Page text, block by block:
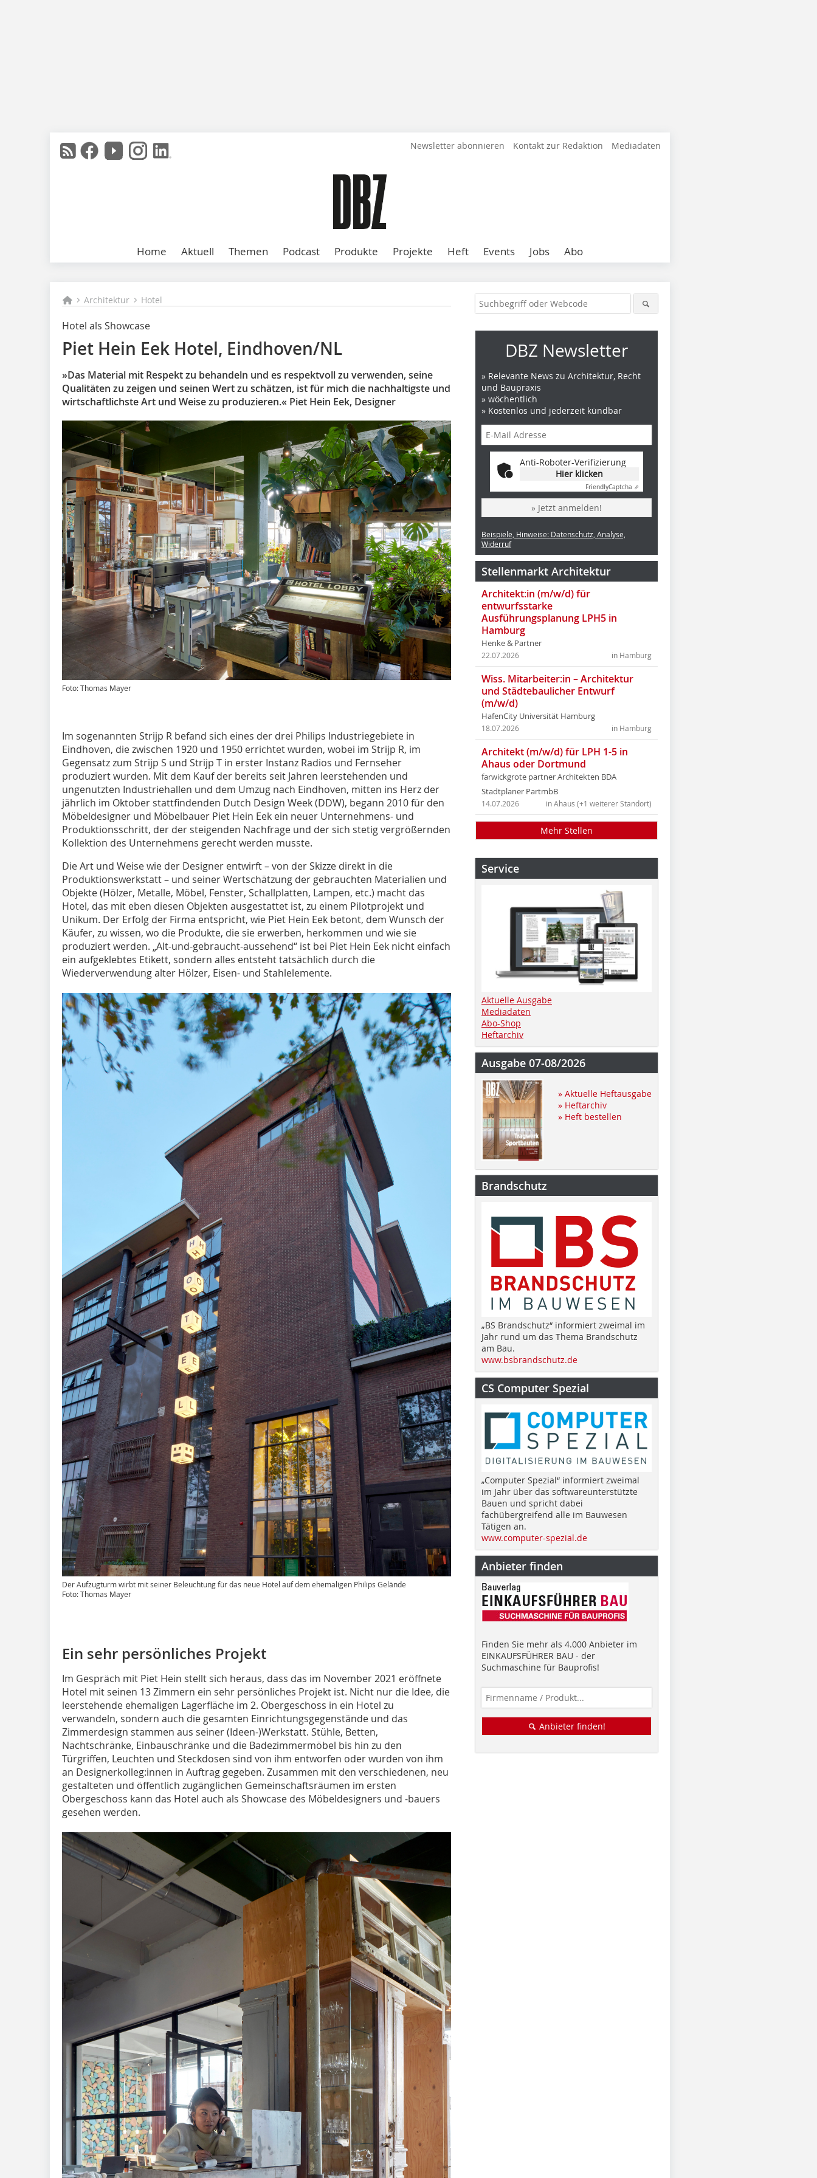
Newsletter abonnieren Kontakt zur Redaktion Mediadaten
Home Aktuell Themen Podcast Produkte Projekte Heft Events Jobs Abo
Architektur Hotel
Hotel als Showcase
Piet Hein Eek Hotel, Eindhoven/NL
»Das Material mit Respekt zu behandeln und es respektvoll zu verwenden, seine
Qualitäten zu zeigen und seinen Wert zu schätzen, ist für mich die nachhaltigste und
wirtschaftlichste Art und Weise zu produzieren.« Piet Hein Eek, Designer
Foto: Thomas Mayer
Im sogenannten Strijp R befand sich eines der drei Philips Industriegebiete in
Eindhoven, die zwischen 1920 und 1950 errichtet wurden, wobei im Strijp R, im
Gegensatz zum Strijp S und Strijp T in erster Instanz Radios und Fernseher
produziert wurden. Mit dem Kauf der bereits seit Jahren leerstehenden und
ungenutzten Industriehallen und dem Umzug nach Eindhoven, mitten ins Herz der
jährlich im Oktober stattfindenden Dutch Design Week (DDW), begann 2010 für den
Möbeldesigner und Möbelbauer Piet Hein Eek ein neuer Unternehmens- und
Produktionsschritt, der der steigenden Nachfrage und der sich stetig vergrößernden
Kollektion des Unternehmens gerecht werden musste.
Die Art und Weise wie der Designer entwirft – von der Skizze direkt in die
Produktionswerkstatt – und seiner Wertschätzung der gebrauchten Materialien und
Objekte (Hölzer, Metalle, Möbel, Fenster, Schallplatten, Lampen, etc.) macht das
Hotel, das mit eben diesen Objekten ausgestattet ist, zu einem Pilotprojekt und
Unikum. Der Erfolg der Firma entspricht, wie Piet Hein Eek betont, dem Wunsch der
Käufer, zu wissen, wo die Produkte, die sie erwerben, herkommen und wie sie
produziert werden. „Alt-und-gebraucht-aussehend“ ist bei Piet Hein Eek nicht einfach
ein aufgeklebtes Etikett, sondern alles entsteht tatsächlich durch die
Wiederverwendung alter Hölzer, Eisen- und Stahlelemente.
Der Aufzugturm wirbt mit seiner Beleuchtung für das neue Hotel auf dem ehemaligen Philips Gelände
Foto: Thomas Mayer
Ein sehr persönliches Projekt
Im Gespräch mit Piet Hein stellt sich heraus, dass das im November 2021 eröffnete
Hotel mit seinen 13 Zimmern ein sehr persönliches Projekt ist. Nicht nur die Idee, die
leerstehende ehemaligen Lagerfläche im 2. Obergeschoss in ein Hotel zu
verwandeln, sondern auch die gesamten Einrichtungsgegenstände und das
Zimmerdesign stammen aus seiner (Ideen-)Werkstatt. Stühle, Betten,
Nachtschränke, Einbauschränke und die Badezimmermöbel bis hin zu den
Türgriffen, Leuchten und Steckdosen sind von ihm entworfen oder wurden von ihm
an Designerkolleg:innen in Auftrag gegeben. Zusammen mit den verschiedenen, neu
gestalteten und öffentlich zugänglichen Gemeinschaftsräumen im ersten
Obergeschoss kann das Hotel auch als Showcase des Möbeldesigners und -bauers
gesehen werden.
DBZ Newsletter
» Relevante News zu Architektur, Recht
und Baupraxis
» wöchentlich
» Kostenlos und jederzeit kündbar
Anti-Roboter-Verifizierung
Hier klicken
FriendlyCaptcha ⇗
» Jetzt anmelden!
Beispiele, Hinweise: Datenschutz, Analyse,
Widerruf
Stellenmarkt Architektur
Architekt:in (m/w/d) für
entwurfsstarke
Ausführungsplanung LPH5 in
Hamburg
Henke & Partner
in Hamburg
22.07.2026
Wiss. Mitarbeiter:in – Architektur
und Städtebaulicher Entwurf
(m/w/d)
HafenCity Universität Hamburg
in Hamburg
18.07.2026
Architekt (m/w/d) für LPH 1-5 in
Ahaus oder Dortmund
farwickgrote partner Architekten BDA
Stadtplaner PartmbB
in Ahaus (+1 weiterer Standort)
14.07.2026
Mehr Stellen
Service
Aktuelle Ausgabe
Mediadaten
Abo-Shop
Heftarchiv
Ausgabe 07-08/2026
» Aktuelle Heftausgabe
» Heftarchiv
» Heft bestellen
Brandschutz
„BS Brandschutz“ informiert zweimal im
Jahr rund um das Thema Brandschutz
am Bau.
www.bsbrandschutz.de
CS Computer Spezial
„Computer Spezial“ informiert zweimal
im Jahr über das softwareunterstützte
Bauen und spricht dabei
fachübergreifend alle im Bauwesen
Tätigen an.
www.computer-spezial.de
Anbieter finden
Finden Sie mehr als 4.000 Anbieter im
EINKAUFSFÜHRER BAU - der
Suchmaschine für Bauprofis!
Anbieter finden!